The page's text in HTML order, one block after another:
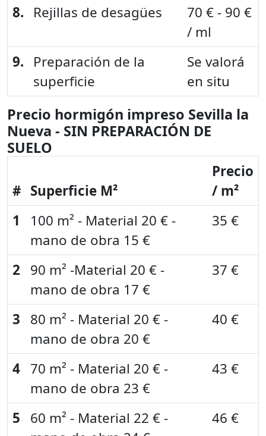
8. Rejillas de desagües
70 € - 90 €
/ ml
9.
Preparación de la
superficie
Se valorá
en situ
Precio hormigón impreso Sevilla la
Nueva - SIN PREPARACIÓN DE
SUELO
# Superficie M²
Precio
/ m²
1
100 m² - Material 20 € -
mano de obra 15 €
35 €
2
90 m² -Material 20 € -
mano de obra 17 €
37 €
3
80 m² - Material 20 € -
mano de obra 20 €
40 €
4 70 m² - Material 20 € -
mano de obra 23 €
43 €
5
60 m² - Material 22 € -
46 €